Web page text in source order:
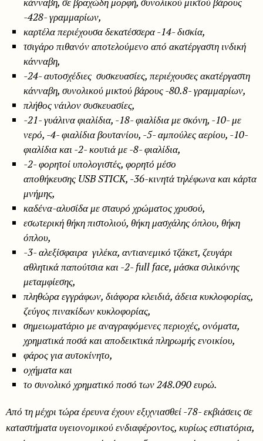
-428- γραμμαρίων,
καρτέλα περιέχουσα δεκατέσσερα -14- δισκία,
τσιγάρο πιθανόν αποτελούμενο από ακατέργαστη ινδική
κάνναβη,
-24- αυτοσχέδιες συσκευασίες, περιέχουσες ακατέργαστη
κάνναβη, συνολικού μικτού βάρους -80.8- γραμμαρίων,
πλήθος νάιλον συσκευασίες,
-21- γυάλινα φιαλίδια, -18- φιαλίδια με σκόνη, -10- με
νερό, -4- φιαλίδια βουτανίου, -5- αμπούλες αερίου, -10-
φιαλίδια και -2- κουτιά με -8- φιαλίδια,
-2- φορητοί υπολογιστές, φορητό μέσο
αποθήκευσης USBSTICK, -36-κινητά τηλέφωνα και κάρτα
μνήμης,
καδένα-αλυσίδα με σταυρό χρώματος χρυσού,
εσωτερική θήκη πιστολιού, θήκη μασχάλης όπλου, θήκη
όπλου,
-3- αλεξίσφαιρα γιλέκα, αντιανεμικό τζάκετ, ζευγάρι
αθλητικά παπούτσια και -2- full face, μάσκα σιλικόνης
μεταμφίεσης,
πληθώρα εγγράφων, διάφορα κλειδιά, άδεια κυκλοφορίας,
ζεύγος πινακίδων κυκλοφορίας,
σημειωματάριο με αναγραφόμενες περιοχές, ονόματα,
χρηματικά ποσά και αποδεικτικά πληρωμής ενοικίου,
φάρος για αυτοκίνητο,
οχήματα και
το συνολικό χρηματικό ποσό των 248.090 ευρώ.
Από τη μέχρι τώρα έρευνα έχουν εξιχνιασθεί -78- εκβιάσεις σε
καταστήματα υγειονομικού ενδιαφέροντος, κυρίως εστιατόρια,